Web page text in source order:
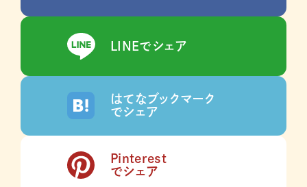
LINEでシェア
はてなブックマーク
でシェア
Pinterest
でシェア